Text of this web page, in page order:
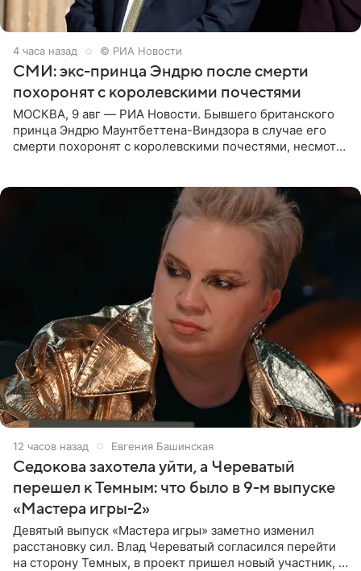
4 часа назад © РИА Новости
СМИ: экс-принца Эндрю после смерти
похоронят с королевскими почестями
МОСКВА, 9 авг — РИА Новости. Бывшего британского
принца Эндрю Маунтбеттена-Виндзора в случае его
смерти похоронят с королевскими почестями, несмотря
12 часов назад Евгения Башинская
Седокова захотела уйти, а Череватый
перешел к Темным: что было в 9-м выпуске
«Мастера игры-2»
Девятый выпуск «Мастера игры» заметно изменил
расстановку сил. Влад Череватый согласился перейти
на сторону Темных, в проект пришел новый участник, а